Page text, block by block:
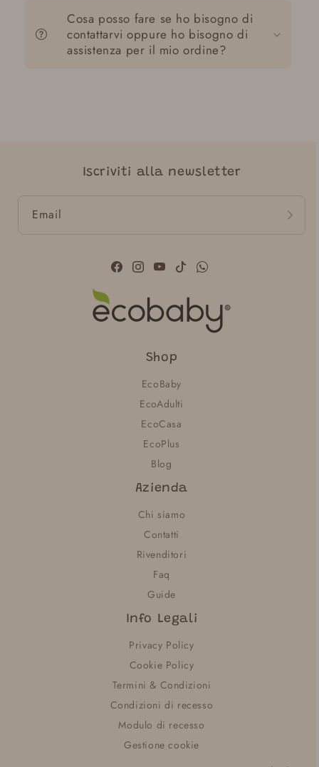
Cosa posso fare se ho bisogno di
contattarvi oppure ho bisogno di
assistenza per il mio ordine?
Shop
EcoBaby
EcoAdulti
EcoCasa
EcoPlus
Blog
Azienda
Chi siamo
Contatti
Rivenditori
Faq
Guide
Info Legali
Privacy Policy
Cookie Policy
Termini & Condizioni
Condizioni di recesso
Modulo di recesso
Gestione cookie
Iscriviti alla newsletter
Email
Facebook
Instagram
YouTubeTikTokWhatsApp